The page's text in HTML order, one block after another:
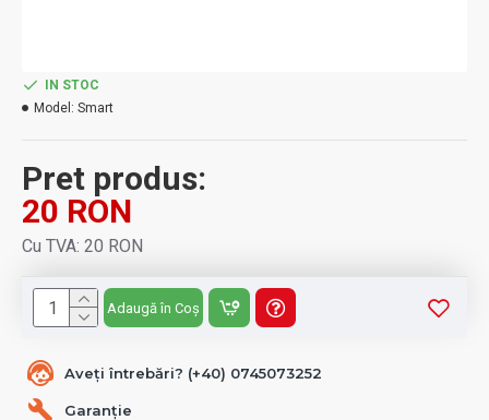
Aveți întrebări? (+40) 0745073252
Garanție
Pret produs:
20 RON
Cu TVA: 20 RON
IN STOC
Model: Smart
Adaugă în Coș